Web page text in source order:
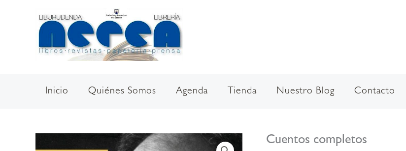
Inicio Quiénes Somos Agenda Tienda Nuestro Blog Contacto
Cuentos completos